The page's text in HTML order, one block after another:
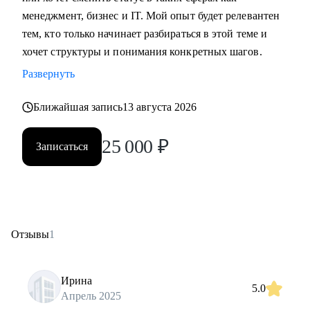
менеджмент, бизнес и IT. Мой опыт будет релевантен
тем, кто только начинает разбираться в этой теме и
хочет структуры и понимания конкретных шагов.
Развернуть
Ближайшая запись13 августа 2026
Записаться 25 000 ₽
Отзывы1
Ирина
Апрель 2025
5.0